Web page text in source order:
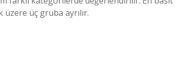
üç gruba ayrılır.